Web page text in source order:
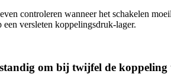
controleren wanneer het schakelen
versleten koppelingsdruk-lager.
om bij twijfel de koppeling